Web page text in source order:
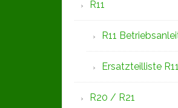
R11
R11
Ersatzteilliste R11
R20 / R21